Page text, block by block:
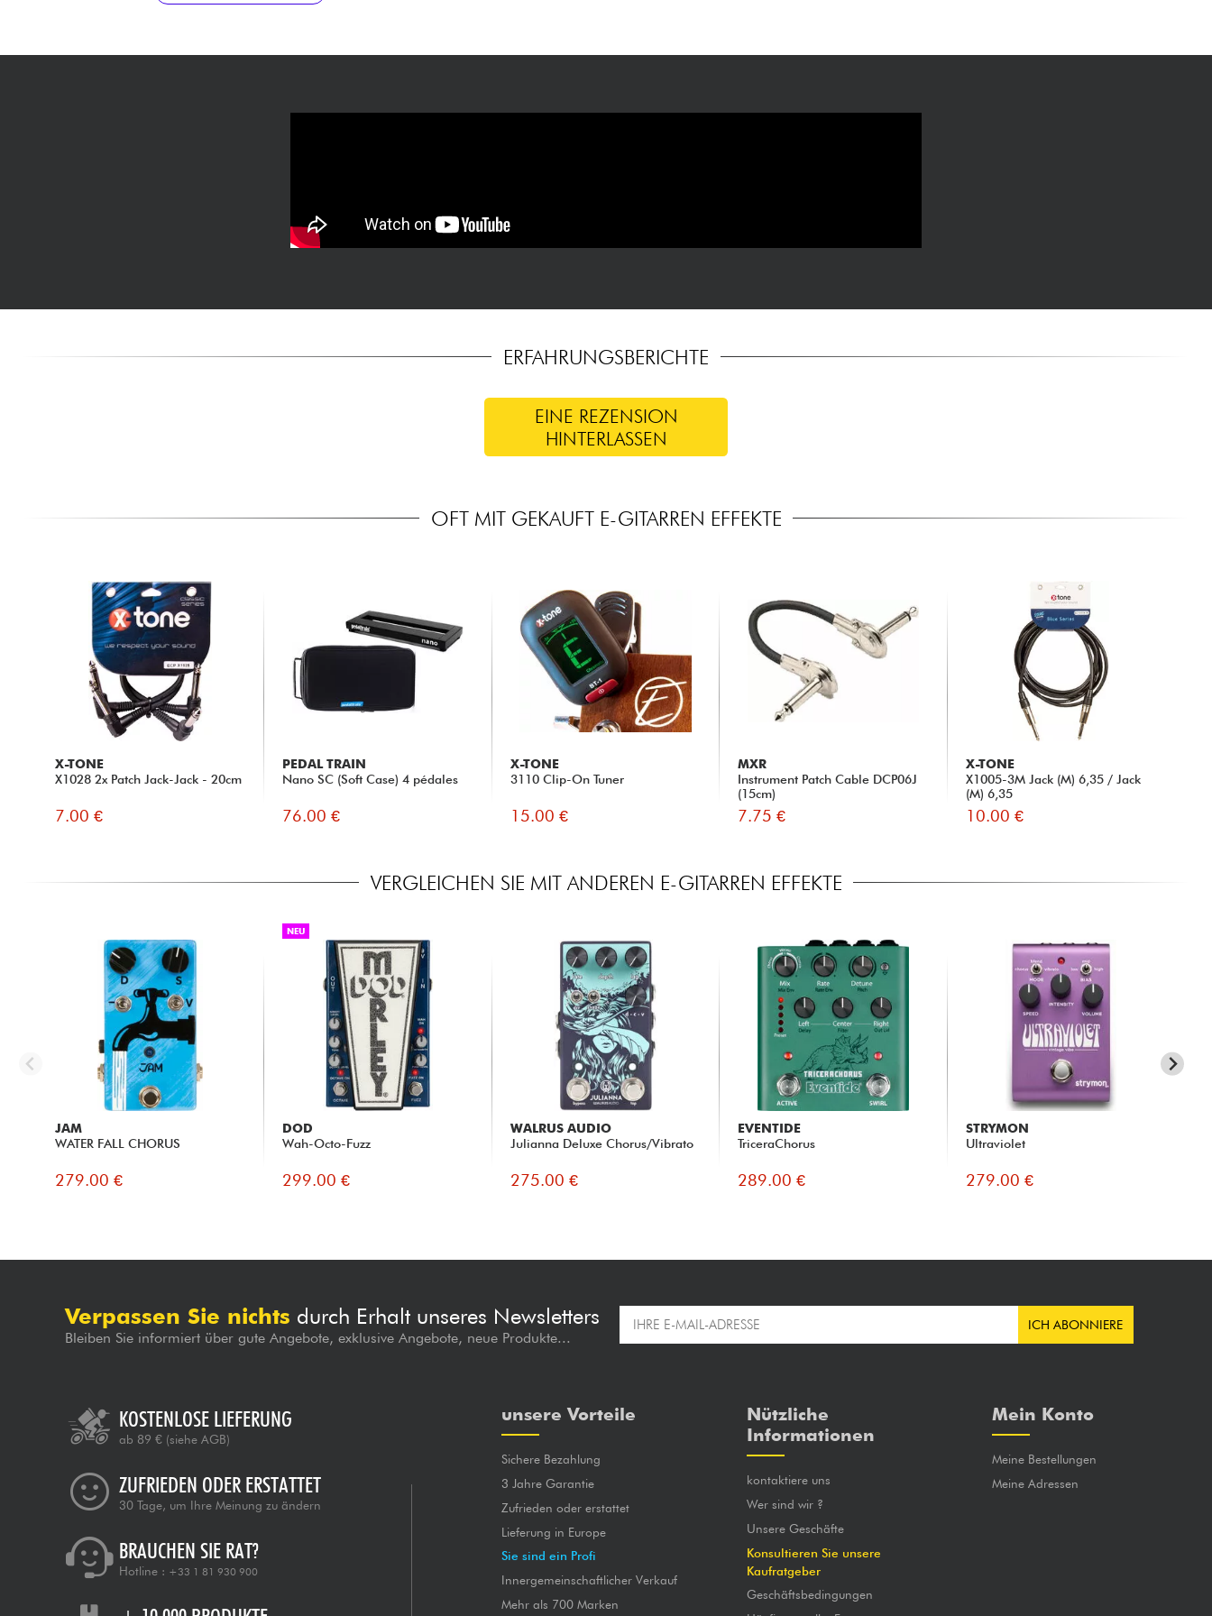
ERFAHRUNGSBERICHTE
EINE REZENSION
HINTERLASSEN
OFT MIT GEKAUFT E-GITARREN EFFEKTE
X-TONE
X1028 2x Patch Jack-Jack - 20cm
7.00 €
PEDAL TRAIN
Nano SC (Soft Case) 4 pédales
76.00 €
X-TONE
3110 Clip-On Tuner
15.00 €
MXR
Instrument Patch Cable DCP06J
(15cm)
7.75 €
X-TONE
X1005-3M Jack (M) 6,35 / Jack
(M) 6,35
10.00 €
VERGLEICHEN SIE MIT ANDEREN E-GITARREN EFFEKTE
JAM
WATER FALL CHORUS
279.00 €
NEU
DOD
Wah-Octo-Fuzz
299.00 €
WALRUS AUDIO
Julianna Deluxe Chorus/Vibrato
275.00 €
EVENTIDE
TriceraChorus
289.00 €
STRYMON
Ultraviolet
279.00 €
Verpassen Sie nichts durch Erhalt unseres Newsletters
Bleiben Sie informiert über gute Angebote, exklusive Angebote, neue Produkte...
ICH ABONNIERE
KOSTENLOSE LIEFERUNG
ab 89 € (siehe AGB)
ZUFRIEDEN ODER ERSTATTET
30 Tage, um Ihre Meinung zu ändern
BRAUCHEN SIE RAT?
Hotline : +33 1 81 930 900
unsere Vorteile
Sichere Bezahlung
3 Jahre Garantie
Zufrieden oder erstattet
Lieferung in Europe
Sie sind ein Profi
Innergemeinschaftlicher Verkauf
Mehr als 700 Marken
Nützliche
Informationen
kontaktiere uns
Wer sind wir ?
Unsere Geschäfte
Konsultieren Sie unsere
Kaufratgeber
Geschäftsbedingungen
Mein Konto
Meine Bestellungen
Meine Adressen